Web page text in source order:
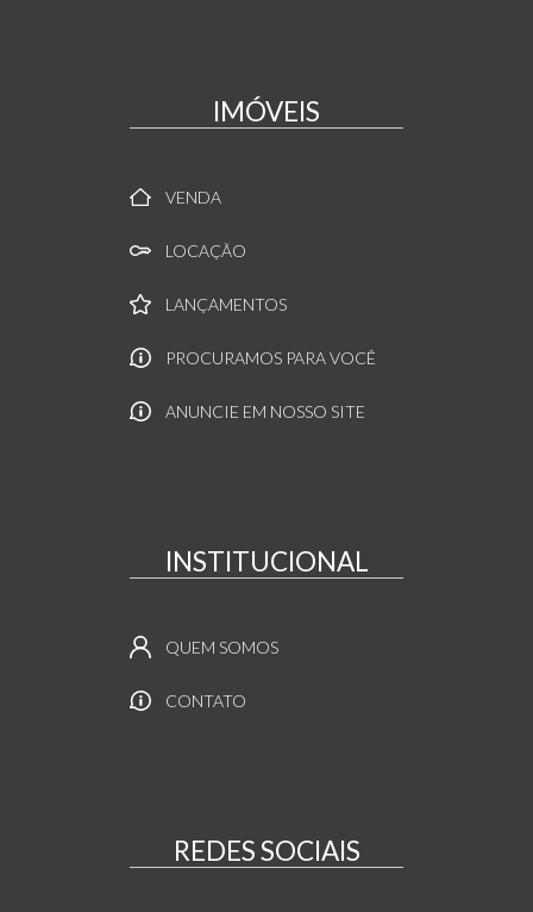
IMÓVEIS
VENDA
LOCAÇÃO
LANÇAMENTOS
PROCURAMOS PARA VOCÊ
ANUNCIE EM NOSSO SITE
INSTITUCIONAL
QUEM SOMOS
CONTATO
REDES SOCIAIS